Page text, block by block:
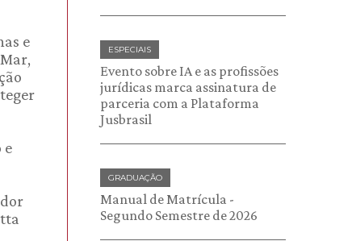
e
e
ESPECIAIS
Evento sobre IA e as profissões
jurídicas marca assinatura de
parceria com a Plataforma
Jusbrasil
GRADUAÇÃO
Manual de Matrícula -
Segundo Semestre de 2026